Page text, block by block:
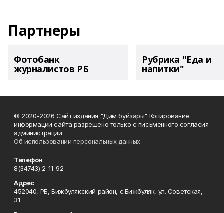
Партнеры
Фотобанк
журналистов РБ
Рубрика "Еда и
напитки"
© 2020-2026 Сайт издания "Дим буйзары" Копирование
информации сайта разрешено только с письменного согласия
администрации.
Об использовании персональных данных
Телефон
8(34743) 2-11-92
Адрес
452040, РБ, Бижбулякский район, с.Бижбуляк, ул. Советская,
31